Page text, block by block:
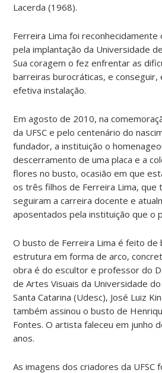
Lacerda (1968).
Ferreira Lima foi reconhecidamente
pela implantação da Universidade
Sua coragem o fez enfrentar as
barreiras burocráticas, e conseguir,
efetiva instalação.
Em agosto de 2010, na
da UFSC e pelo centenário do
fundador, a instituição o
descerramento de uma placa e a
flores no busto, ocasião em que
os três filhos de Ferreira Lima, que
seguiram a carreira docente e
aposentados pela instituição que o
O busto de Ferreira Lima é feito de
estrutura em forma de arco,
obra é do escultor e professor do
de Artes Visuais da Universidade
Santa Catarina (Udesc), José Luiz
também assinou o busto de
Fontes. O artista faleceu em junho
anos.
As imagens dos criadores da UFSC